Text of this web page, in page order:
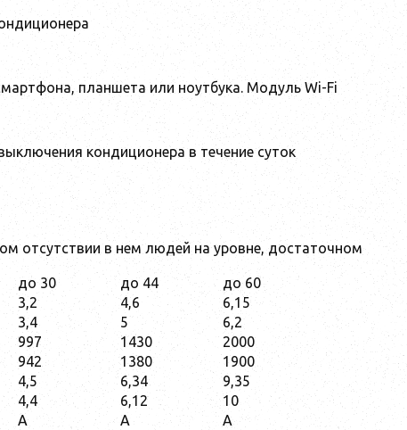
планшета или ноутбука. Модуль Wi-Fi
кондиционера в течение суток
отсутствии в нем людей на уровне, достаточном
до 30 до 44
до 60
3,2 4,6
6,15
3,4 5
6,2
997 1430
2000
942 1380
1900
4,5 6,34
9,35
4,4 6,12
10
A A
А